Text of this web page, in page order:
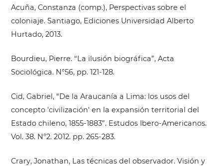
Acuña, Constanza (comp.), Perspectivas sobre el
coloniaje. Santiago, Ediciones Universidad Alberto
Hurtado, 2013.
Bourdieu, Pierre. “La ilusión biográfica”, Acta
Sociológica. N°56, pp. 121-128.
Cid, Gabriel, “De la Araucanía a Lima: los usos del
concepto 'civilización' en la expansión territorial del
Estado chileno, 1855-1883”. Estudos Ibero-Americanos.
Vol. 38. N°2. 2012. pp. 265-283.
Crary, Jonathan, Las técnicas del observador. Visión y